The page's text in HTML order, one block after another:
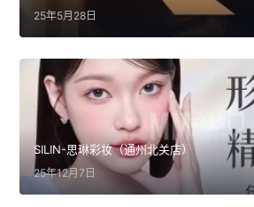
25年5月28日
SILIN-思琳彩妆（通州北关店）
25年12月7日